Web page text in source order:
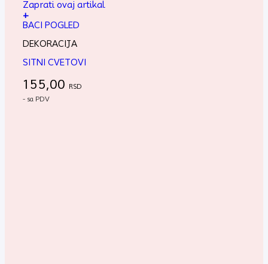
Zaprati ovaj artikal
+
BACI POGLED
DEKORACIJA
SITNI CVETOVI
155,00 RSD
- sa PDV